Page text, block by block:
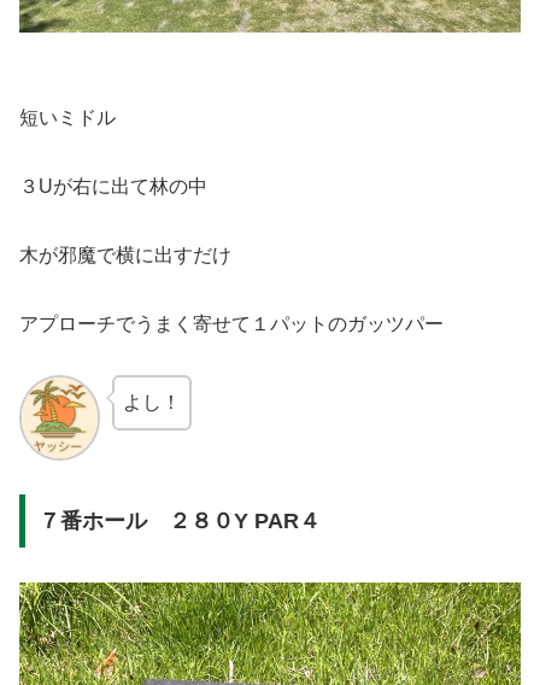
短いミドル
３Uが右に出て林の中
木が邪魔で横に出すだけ
アプローチでうまく寄せて１パットのガッツパー
よし！
７番ホール ２８０Y PAR４